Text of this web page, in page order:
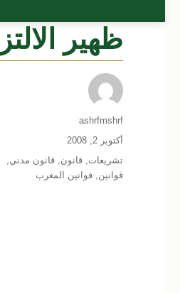
ظهير
الكاتب
ashrfmshrf
نُشرت
أكتوبر 2, 2008
التصنيفات
تشريعات,قانون,قانون مدني,
قوانين,قوانين المغرب